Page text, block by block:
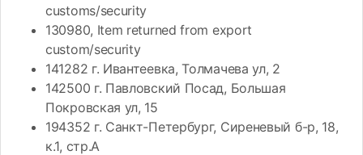
customs/security
130980, Item returned from export
custom/security
141282 г. Ивантеевка, Толмачева ул, 2
142500 г. Павловский Посад, Большая
Покровская ул, 15
194352 г. Санкт-Петербург, Сиреневый б-р, 18,
к.1, стр.А